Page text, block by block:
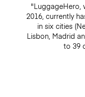
"LuggageHero,
2016, currently
in six cities
Lisbon, Madrid
to 39